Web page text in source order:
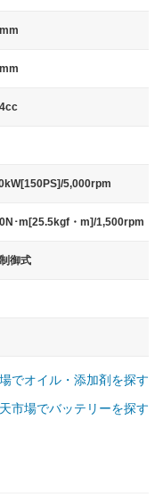
5,000rpm
･m[25.5kgf・m]/1,500rpm
御式
でオイル・添加剤を探す
市場でバッテリーを探す